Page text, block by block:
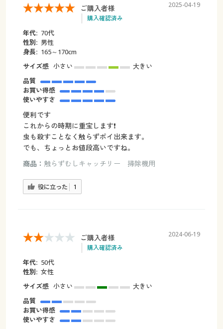
ご購入者様
購入確認済み
2025-04-19
年代: 70代
性別: 男性
身長: 165～170cm
サイズ感 小さい
大きい
品質
お買い得感
使いやすさ
便利です
これからの時期に重宝します❗
虫も殺すことなく触らずポイ出来ます。
でも、ちょっとお値段高いですね。
商品： 触らずむしキャッチリー 掃除機用
役に立った 1
ご購入者様
購入確認済み
2024-06-19
年代: 50代
性別: 女性
サイズ感 小さい
大きい
品質
お買い得感
使いやすさ